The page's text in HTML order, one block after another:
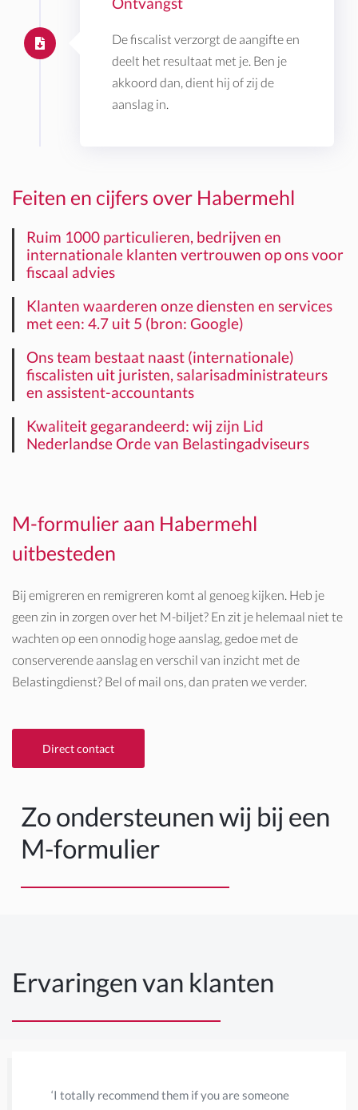
Zo ondersteunen wij bij een
M-formulier
De fiscalist verzorgt de aangifte en
deelt het resultaat met je. Ben je
akkoord dan, dient hij of zij de
aanslag in.
Feiten en cijfers over Habermehl
Ruim 1000 particulieren, bedrijven en
internationale klanten vertrouwen op ons voor
fiscaal advies
Klanten waarderen onze diensten en services
met een: 4.7 uit 5 (bron: Google)
Ons team bestaat naast (internationale)
fiscalisten uit juristen, salarisadministrateurs
en assistent-accountants
Kwaliteit gegarandeerd: wij zijn Lid
Nederlandse Orde van Belastingadviseurs
M-formulier aan Habermehl
uitbesteden
Bij emigreren en remigreren komt al genoeg kijken. Heb je
geen zin in zorgen over het M-biljet? En zit je helemaal niet te
wachten op een onnodig hoge aanslag, gedoe met de
conserverende aanslag en verschil van inzicht met de
Belastingdienst? Bel of mail ons, dan praten we verder.
Direct contact
Ervaringen van klanten
‘I totally recommend them if you are someone